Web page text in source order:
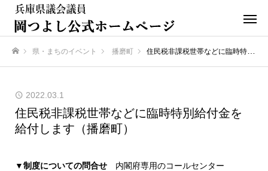
県・まちのイベント 播磨町 住民税非課税世帯などに臨時特別給付金を給付します（播磨町）
2022.03.1
住民税非課税世帯などに臨時特別給付金を
給付します（播磨町）
▼制度についての問合せ 内閣府専用のコールセンター